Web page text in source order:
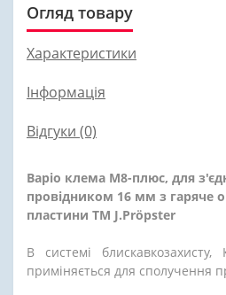
Огляд товару
Характеристики
Інформація
Відгуки (0)
Варіо клема М8-плюс, для
провідником 16 мм з гаряче
пластини ТМ J.Pröpster
В системі
приміняється для сполучення